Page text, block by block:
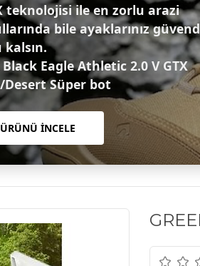
teknolojisi ile en zorlu arazi
bile ayaklarınız
Eagle Athletic 2.0 V GTX
Süper bot
ÜRÜNÜ İNCELE